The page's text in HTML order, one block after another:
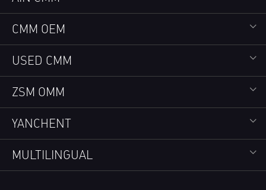
CMM OEM
USED CMM
ZSM OMM
YANCHENT
MULTILINGUAL